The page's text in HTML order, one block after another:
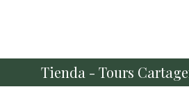
Tienda - Tours